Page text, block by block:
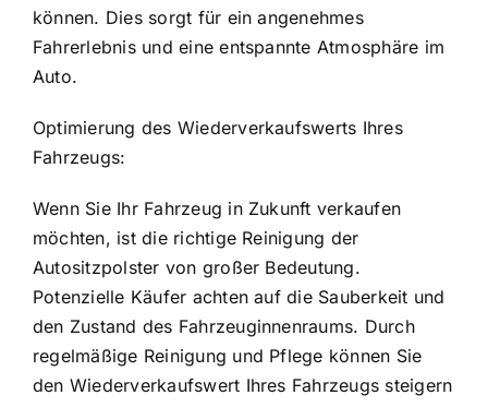
können. Dies sorgt für ein angenehmes
Fahrerlebnis und eine entspannte Atmosphäre im
Auto.
Optimierung des Wiederverkaufswerts Ihres
Fahrzeugs:
Wenn Sie Ihr Fahrzeug in Zukunft verkaufen
möchten, ist die richtige Reinigung der
Autositzpolster von großer Bedeutung.
Potenzielle Käufer achten auf die Sauberkeit und
den Zustand des Fahrzeuginnenraums. Durch
regelmäßige Reinigung und Pflege können Sie
den Wiederverkaufswert Ihres Fahrzeugs steigern